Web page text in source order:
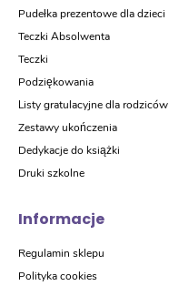
Pudełka prezentowe dla dzieci
Teczki Absolwenta
Teczki
Podziękowania
Listy gratulacyjne dla rodziców
Zestawy ukończenia
Dedykacje do książki
Druki szkolne
Informacje
Regulamin sklepu
Polityka cookies